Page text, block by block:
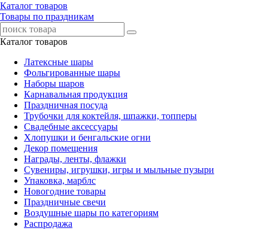
Каталог товаров
Товары по праздникам
Каталог товаров
Латексные шары
Фольгированные шары
Наборы шаров
Карнавальная продукция
Праздничная посуда
Трубочки для коктейля, шпажки, топперы
Свадебные аксессуары
Хлопушки и бенгальские огни
Декор помещения
Награды, ленты, флажки
Сувениры, игрушки, игры и мыльные пузыри
Упаковка, марблс
Новогодние товары
Праздничные свечи
Воздушные шары по категориям
Распродажа